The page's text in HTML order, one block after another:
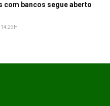
com bancos segue aberto
14:29H